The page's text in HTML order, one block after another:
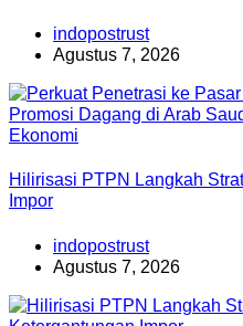
indopostrust
Agustus 7, 2026
Ekonomi
Hilirisasi PTPN Langkah
Impor
indopostrust
Agustus 7, 2026